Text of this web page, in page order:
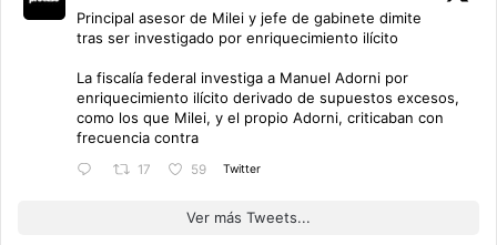
Principal asesor de Milei y jefe de gabinete dimite
tras ser investigado por enriquecimiento ilícito
La fiscalía federal investiga a Manuel Adorni por
enriquecimiento ilícito derivado de supuestos excesos,
como los que Milei, y el propio Adorni, criticaban con
frecuencia contra
17 59 Twitter
Ver más Tweets...